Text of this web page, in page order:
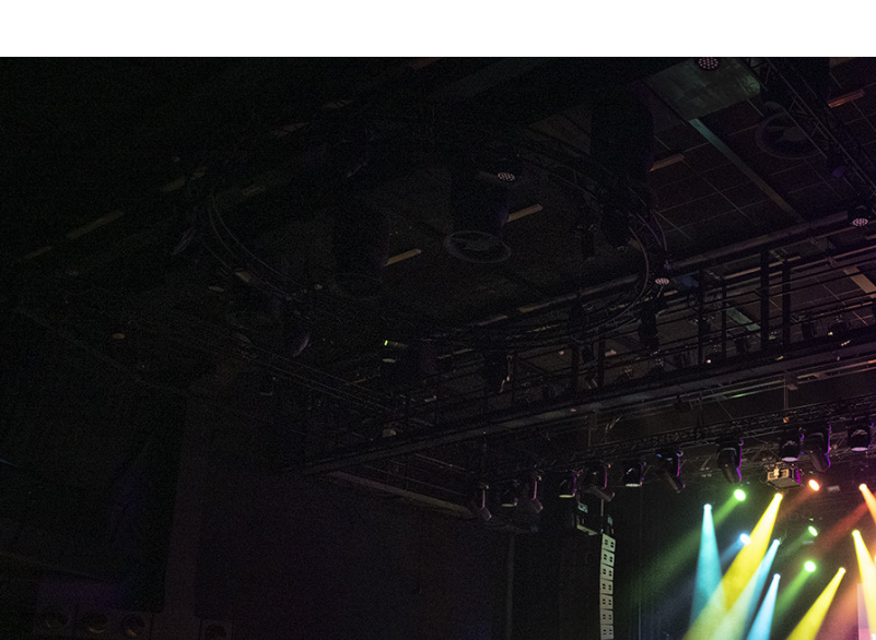
Lorem ipsum dolor sit amet, consectetur adipis cin elit. Nunc purus libero,
turpis. Donec dictum neque veloran tristique egestas nulla mollis dui
consectetur adipis cin elit. Lorem ipsum dolor sit amet,